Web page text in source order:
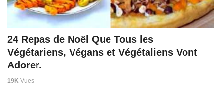
24 Repas de Noël Que Tous les
Végétariens, Végans et Végétaliens Vont
Adorer.
19K Vues